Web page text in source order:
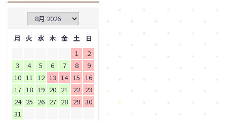
月 火 水 木 金 土
日
1
2
3
4 5 6 7 8
9
10 11 12 13 14 15
16
17 18 19 20 21 22 23
24 25 26 27 28 29 30
31